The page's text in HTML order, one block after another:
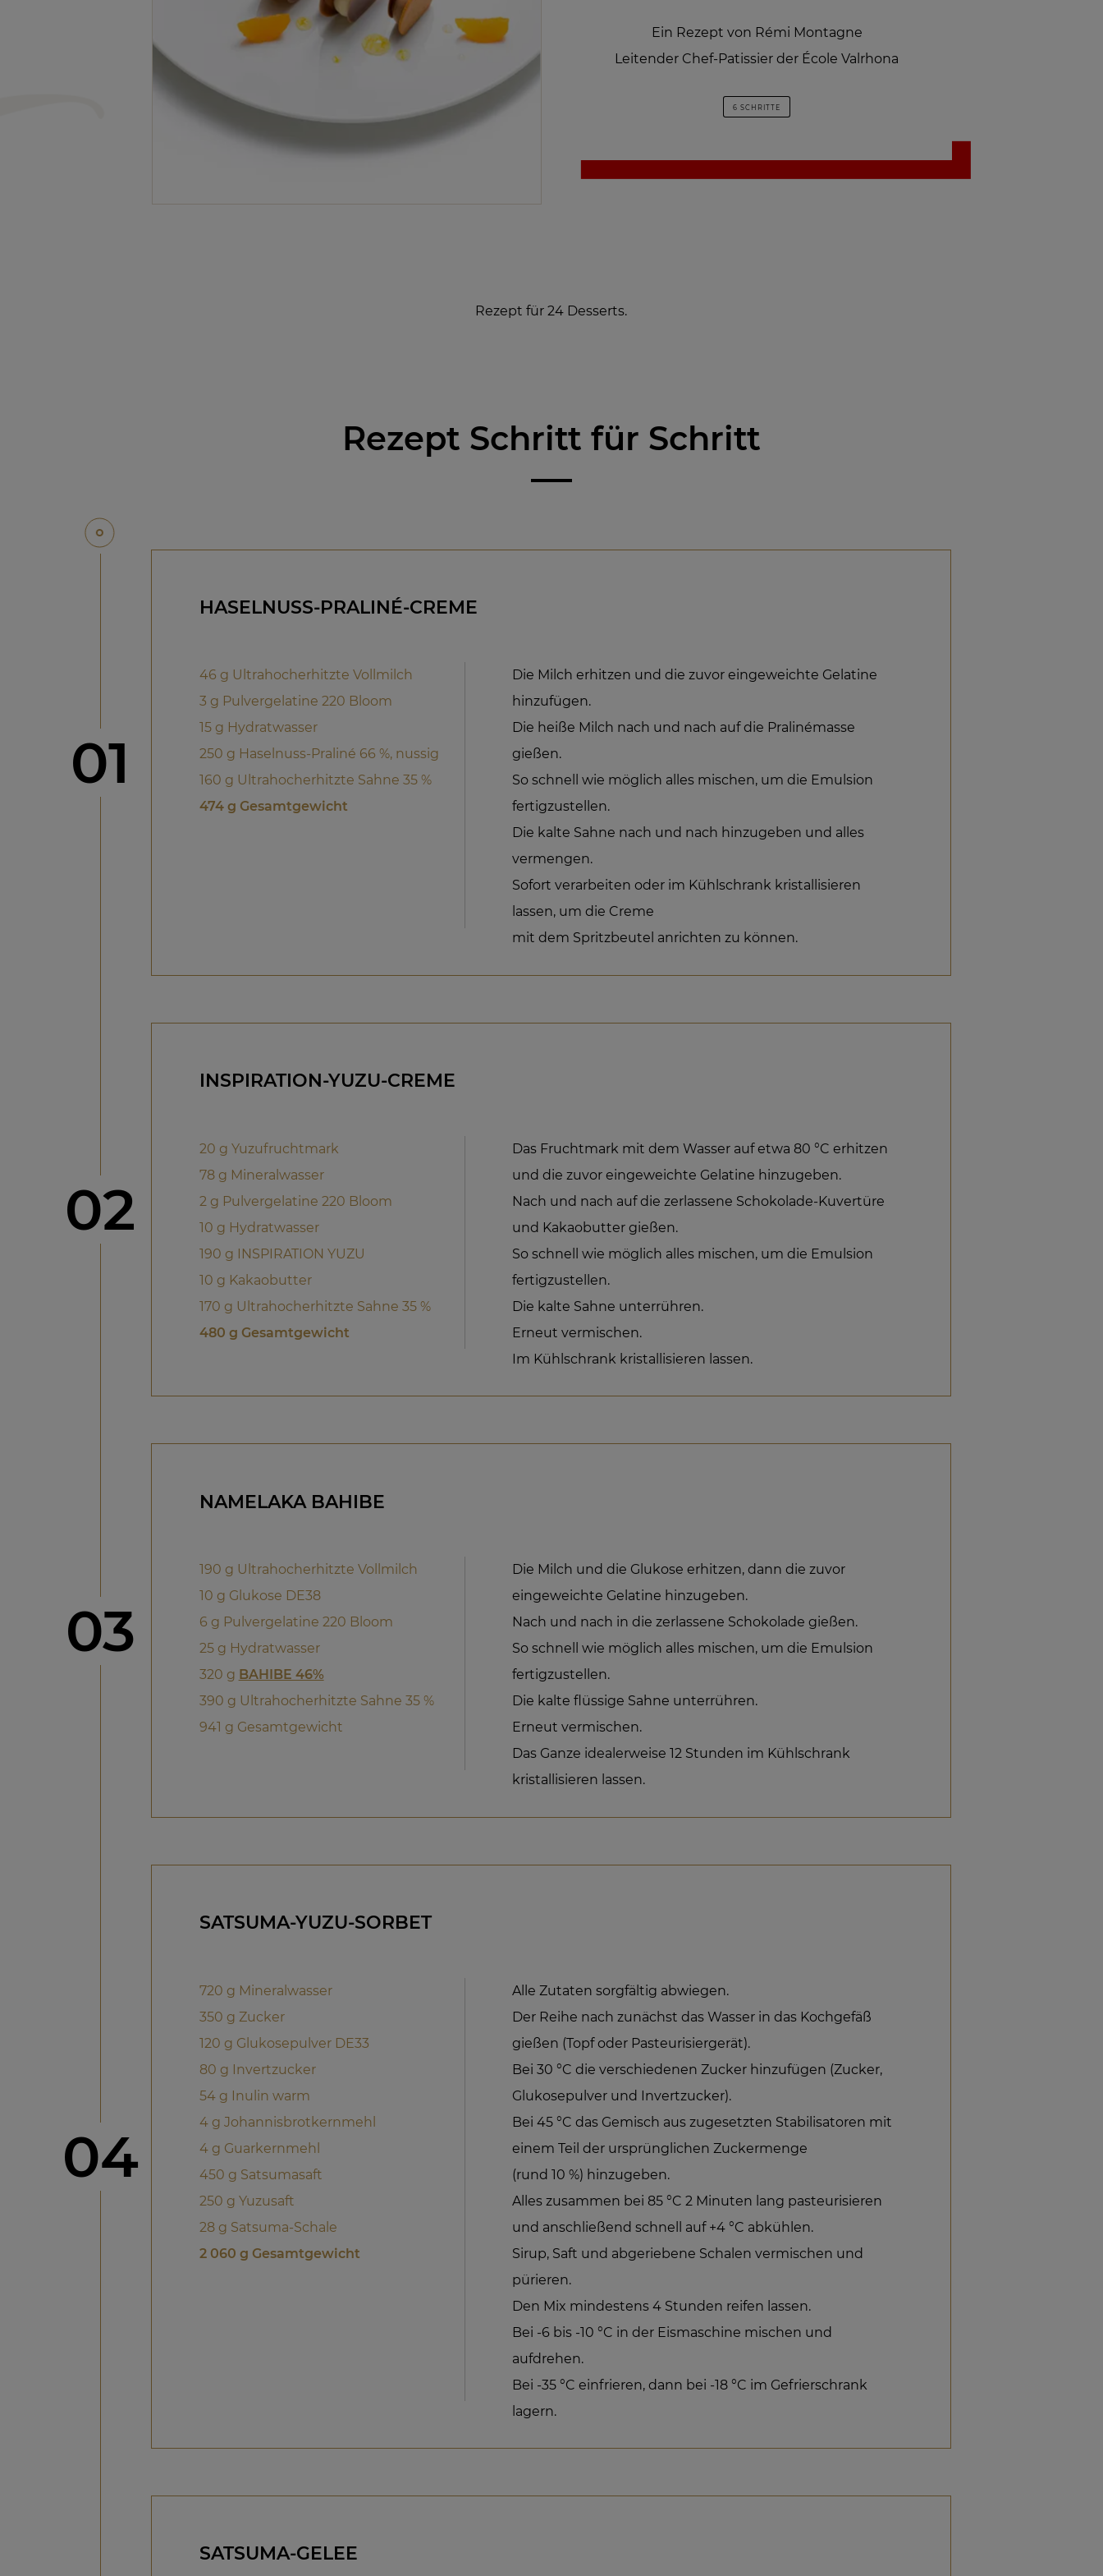
Ein Rezept von Rémi Montagne
Leitender Chef-Patissier der École Valrhona
6 SCHRITTE
Rezept für 24 Desserts.
Rezept Schritt für Schritt
Schritt
01
HASELNUSS-PRALINÉ-CREME
46 g Ultrahocherhitzte Vollmilch
3 g Pulvergelatine 220 Bloom
15 g Hydratwasser
250 g Haselnuss-Praliné 66 %, nussig
160 g Ultrahocherhitzte Sahne 35 %
474 g Gesamtgewicht
Die Milch erhitzen und die zuvor eingeweichte Gelatine
hinzufügen.
Die heiße Milch nach und nach auf die Pralinémasse
gießen.
So schnell wie möglich alles mischen, um die Emulsion
fertigzustellen.
Die kalte Sahne nach und nach hinzugeben und alles
vermengen.
Sofort verarbeiten oder im Kühlschrank kristallisieren
lassen, um die Creme
mit dem Spritzbeutel anrichten zu können.
Schritt
02
INSPIRATION-YUZU-CREME
20 g Yuzufruchtmark
78 g Mineralwasser
2 g Pulvergelatine 220 Bloom
10 g Hydratwasser
190 g INSPIRATION YUZU
10 g Kakaobutter
170 g Ultrahocherhitzte Sahne 35 %
480 g Gesamtgewicht
Das Fruchtmark mit dem Wasser auf etwa 80 °C erhitzen
und die zuvor eingeweichte Gelatine hinzugeben.
Nach und nach auf die zerlassene Schokolade-Kuvertüre
und Kakaobutter gießen.
So schnell wie möglich alles mischen, um die Emulsion
fertigzustellen.
Die kalte Sahne unterrühren.
Erneut vermischen.
Im Kühlschrank kristallisieren lassen.
Schritt
03
NAMELAKA BAHIBE
190 g Ultrahocherhitzte Vollmilch
10 g Glukose DE38
6 g Pulvergelatine 220 Bloom
25 g Hydratwasser
320 g BAHIBE 46%
390 g Ultrahocherhitzte Sahne 35 %
941 g Gesamtgewicht
Die Milch und die Glukose erhitzen, dann die zuvor
eingeweichte Gelatine hinzugeben.
Nach und nach in die zerlassene Schokolade gießen.
So schnell wie möglich alles mischen, um die Emulsion
fertigzustellen.
Die kalte flüssige Sahne unterrühren.
Erneut vermischen.
Das Ganze idealerweise 12 Stunden im Kühlschrank
kristallisieren lassen.
Schritt
04
SATSUMA-YUZU-SORBET
720 g Mineralwasser
350 g Zucker
120 g Glukosepulver DE33
80 g Invertzucker
54 g Inulin warm
4 g Johannisbrotkernmehl
4 g Guarkernmehl
450 g Satsumasaft
250 g Yuzusaft
28 g Satsuma-Schale
2 060 g Gesamtgewicht
Alle Zutaten sorgfältig abwiegen.
Der Reihe nach zunächst das Wasser in das Kochgefäß
gießen (Topf oder Pasteurisiergerät).
Bei 30 °C die verschiedenen Zucker hinzufügen (Zucker,
Glukosepulver und Invertzucker).
Bei 45 °C das Gemisch aus zugesetzten Stabilisatoren mit
einem Teil der ursprünglichen Zuckermenge
(rund 10 %) hinzugeben.
Alles zusammen bei 85 °C 2 Minuten lang pasteurisieren
und anschließend schnell auf +4 °C abkühlen.
Sirup, Saft und abgeriebene Schalen vermischen und
pürieren.
Den Mix mindestens 4 Stunden reifen lassen.
Bei -6 bis -10 °C in der Eismaschine mischen und
aufdrehen.
Bei -35 °C einfrieren, dann bei -18 °C im Gefrierschrank
lagern.
SATSUMA-GELEE